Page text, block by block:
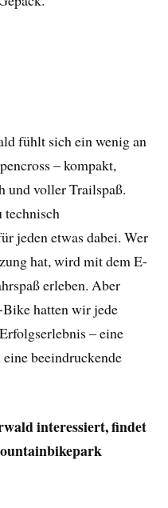
fühlt sich ein wenig an
– kompakt,
und voller Trailspaß.
technisch
jeden etwas dabei. Wer
hat, wird mit dem E-
erleben. Aber
hatten wir jede
– eine
beeindruckende
interessiert, findet